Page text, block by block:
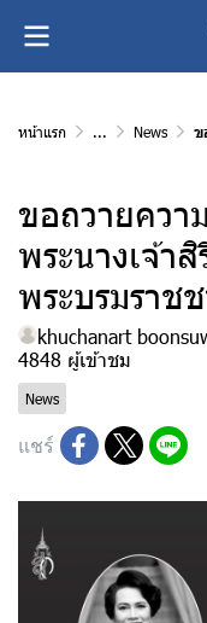
หน้าแรก ... News ขอ
ขอถวายควา
พระนางเจ้า
พระบรมรา
khuchanart
4848 ผู้เข้าชม
News
แชร์